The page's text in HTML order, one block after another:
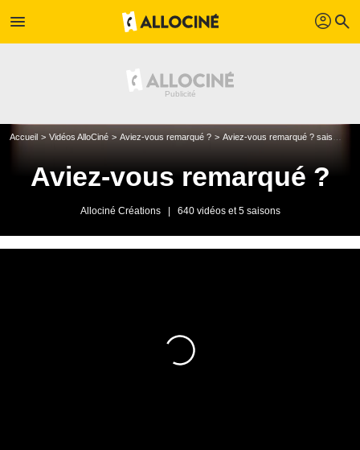
menu profil search
Accueil Vidéos AlloCiné Aviez-vous remarqué ? Aviez-vous remarqué ? saison 1
Aviez-vous remarqué ?
Allociné Créations 640 vidéos et 5 saisons